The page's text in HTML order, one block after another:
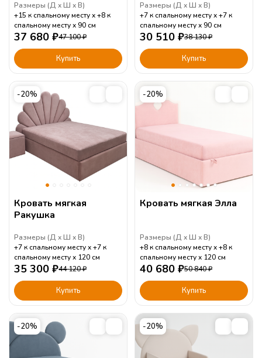
Размеры (Д Ш В)
+15 к спальному месту
+8 к
спальному месту
90 см
37 680 ₽47 100₽
Купить
Размеры (Д Ш В)
+7 к спальному месту
+7 к
спальному месту
90 см
30 510 ₽38 130₽
Купить
-20%
Кровать мягкая
Ракушка
Размеры (Д Ш В)
+7 к спальному месту
+7 к
спальному месту
120 см
35 300 ₽44 120₽
Купить
-20%
Кровать мягкая Элла
Размеры (Д Ш В)
+8 к спальному месту
+8 к
спальному месту
120 см
40 680 ₽50 840₽
Купить
-20% -20%